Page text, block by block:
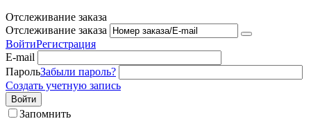
Отслеживание заказа
Отслеживание заказа
ВойтиРегистрация
E-mail
ПарольЗабыли пароль?
Создать учетную запись
Войти
Запомнить